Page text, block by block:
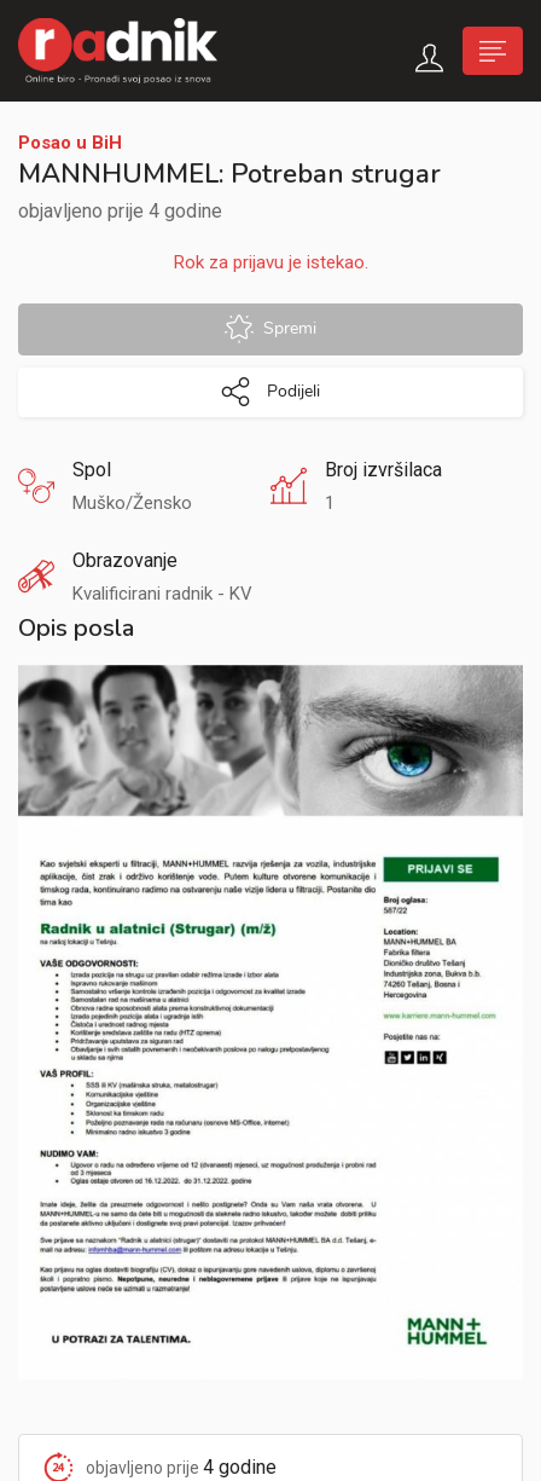
Posao u BiH
MANNHUMMEL: Potreban strugar
objavljeno prije 4 godine
Rok za prijavu je istekao.
Spremi
Podijeli
Spol
Muško/Žensko
Broj izvršilaca
1
Obrazovanje
Kvalificirani radnik - KV
Opis posla
objavljeno prije 4 godine